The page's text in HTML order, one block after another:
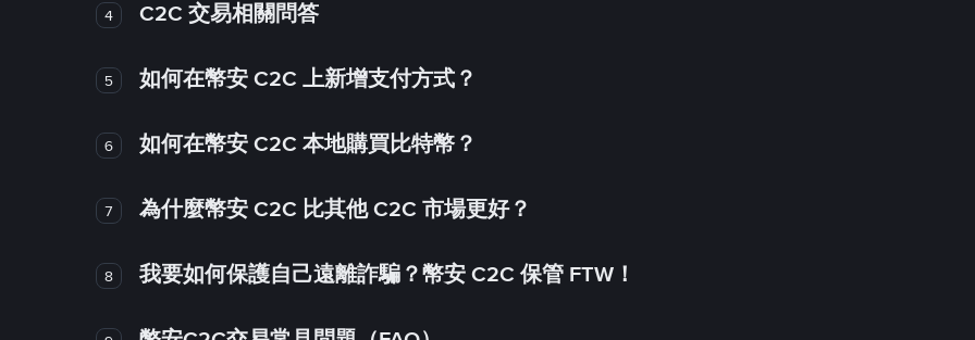
4 C2C 交易相關問答
5 如何在幣安 C2C 上新增支付方式？
6 如何在幣安 C2C 本地購買比特幣？
7 為什麼幣安 C2C 比其他 C2C 市場更好？
8 我要如何保護自己遠離詐騙？幣安 C2C 保管 FTW！